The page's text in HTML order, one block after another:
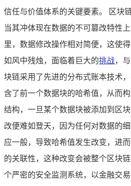
信任与价值体系的关键要素。 区块
当其冲体现在数据的不可篡改特性
里，数据修改操作相对简便，这使
如风中残烛，面临着巨大的挑战，
块链采用了先进的分布式账本技术
含了前一个数据块的哈希值，从而
结构，一旦某个数据块被添加到区
改便难如登天，因为任何对数据的
应一般，导致哈希值发生改变，进
的关联性，这种改变会被整个区块
个严密的安全监测系统，以金融交